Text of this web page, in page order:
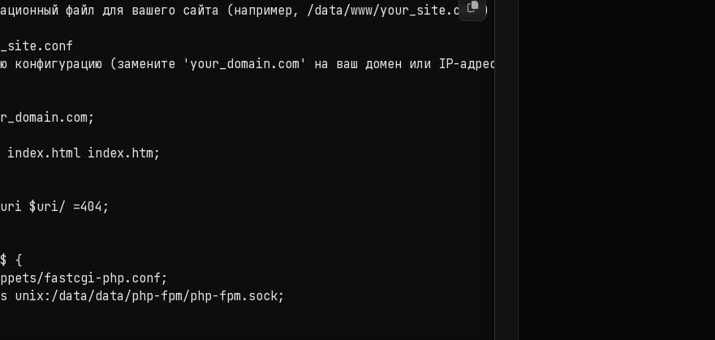
файл для вашего сайта (например, /data/www/your_site.conf)
конфигурацию (замените 'your_domain.com' на ваш домен или IP-адрес)
index.htm;
$uri/ =404;
{
fastcgi-php.conf;
unix:/data/data/php-fpm/php-fpm.sock;